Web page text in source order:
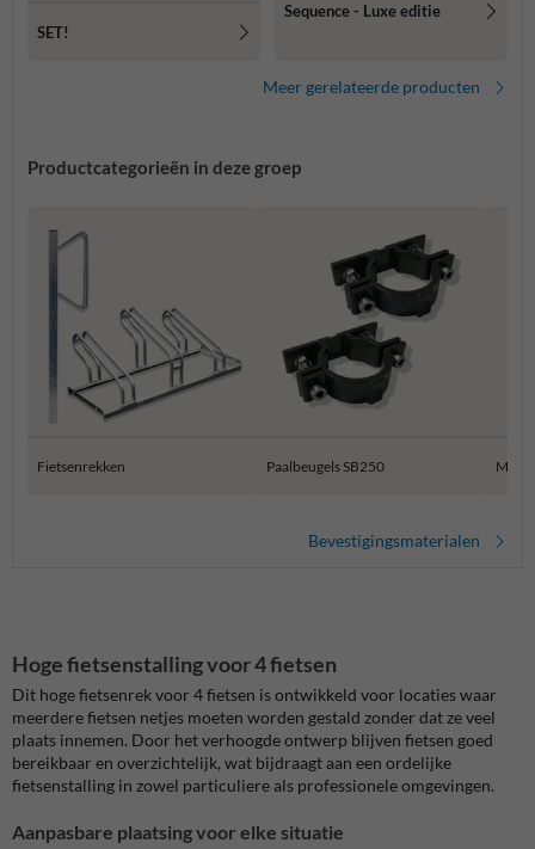
SET!
Sequence - Luxe editie
Meer gerelateerde producten
Productcategorieën in deze groep
Fietsenrekken Paalbeugels SB250 Muur
Bevestigingsmaterialen
Hoge fietsenstalling voor 4 fietsen
Dit hoge fietsenrek voor 4 fietsen is ontwikkeld voor locaties waar
meerdere fietsen netjes moeten worden gestald zonder dat ze veel
plaats innemen. Door het verhoogde ontwerp blijven fietsen goed
bereikbaar en overzichtelijk, wat bijdraagt aan een ordelijke
fietsenstalling in zowel particuliere als professionele omgevingen.
Aanpasbare plaatsing voor elke situatie